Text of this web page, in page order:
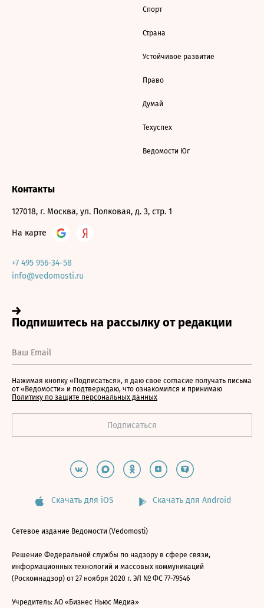
Спорт
Страна
Устойчивое развитие
Право
Думай
Техуспех
Ведомости Юг
Контакты
127018, г. Москва, ул. Полковая, д. 3, стр. 1
На карте
+7 495 956-34-58
info@vedomosti.ru
Нажимая кнопку «Подписаться», я даю свое согласие получать письма
от «Ведомости» и подтверждаю, что ознакомился и принимаю
Политику по защите персональных данных
Скачать для iOS Скачать для Android
Сетевое издание Ведомости (Vedomosti)
Решение Федеральной службы по надзору в сфере связи,
информационных технологий и массовых коммуникаций
(Роскомнадзор) от 27 ноября 2020 г. ЭЛ № ФС 77-79546
Учредитель: АО «Бизнес Ньюс Медиа»